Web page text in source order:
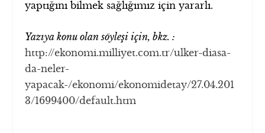
yaptığını bilmek sağlığımız için yararlı.
Yazıya konu olan söyleşi için, bkz. :
http://ekonomi.milliyet.com.tr/ulker-diasa-
da-neler-
yapacak-/ekonomi/ekonomidetay/27.04.201
3/1699400/default.htm